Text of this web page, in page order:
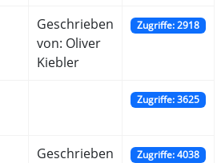
Geschrieben
von: Oliver
Kiebler
Zugriffe: 2918
Zugriffe: 3625
Geschrieben
Zugriffe: 4038